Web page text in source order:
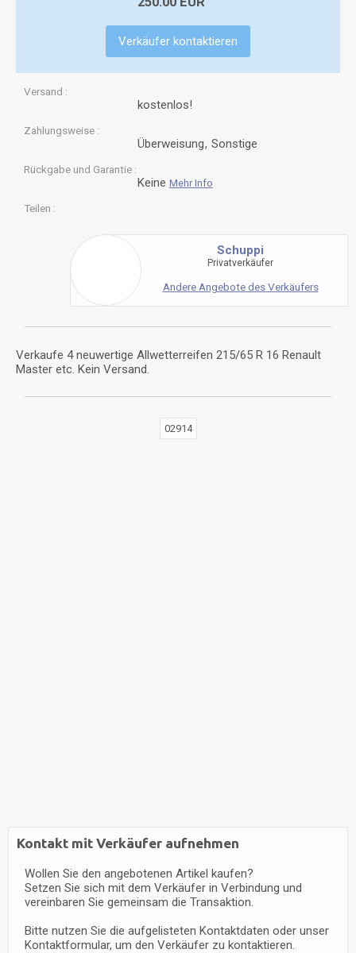
Verkäufer kontaktieren
Versand
kostenlos!
Zahlungsweise
Überweisung Sonstige
Rückgabe und Garantie
Keine Mehr Info
Teilen
Schuppi
Privatverkäufer
Andere Angebote des Verkäufers
Verkaufe 4 neuwertige Allwetterreifen 215/65 R 16 Renault
Master etc. Kein Versand.
02914
Kontakt mit Verkäufer aufnehmen
Wollen Sie den angebotenen Artikel kaufen?
Setzen Sie sich mit dem Verkäufer in Verbindung und
vereinbaren Sie gemeinsam die Transaktion.
Bitte nutzen Sie die aufgelisteten Kontaktdaten oder unser
Kontaktformular, um den Verkäufer zu kontaktieren.